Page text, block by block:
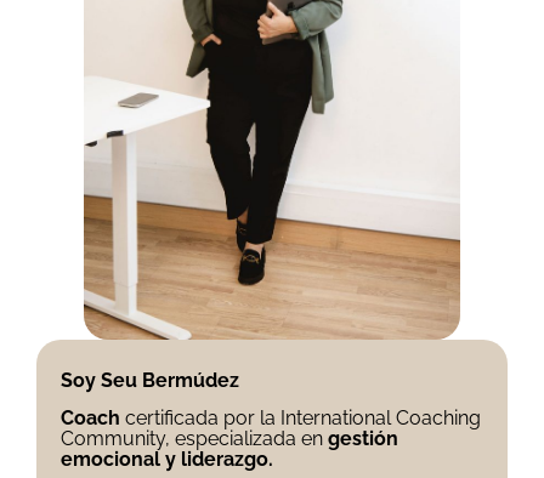
Soy Seu Bermúdez
Coach certificada por la International Coaching
Community, especializada en gestión
emocional y liderazgo.